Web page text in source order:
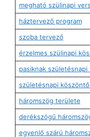
megható szülinapi
háztervező program
szoba tervező
érzelmes szülinapi
pasiknak
születésnapi
háromszög területe
derékszögű
egyenlő szárú